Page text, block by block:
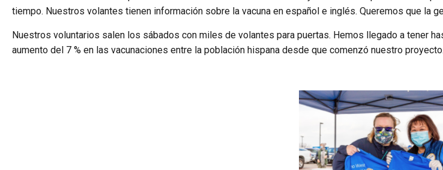
tiempo. Nuestros volantes tienen información sobre la vacuna en español e inglés. Queremos que la
Nuestros voluntarios salen los sábados con miles de volantes para puertas. Hemos llegado a tener
aumento del 7 % en las vacunaciones entre la población hispana desde que comenzó nuestro proyecto.